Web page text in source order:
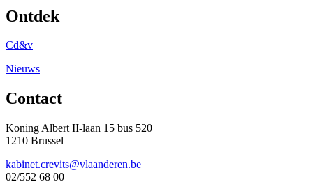
Ontdek
Cd&v
Nieuws
Contact
Koning Albert II-laan 15 bus 520
1210 Brussel
kabinet.crevits@vlaanderen.be
02/552 68 00